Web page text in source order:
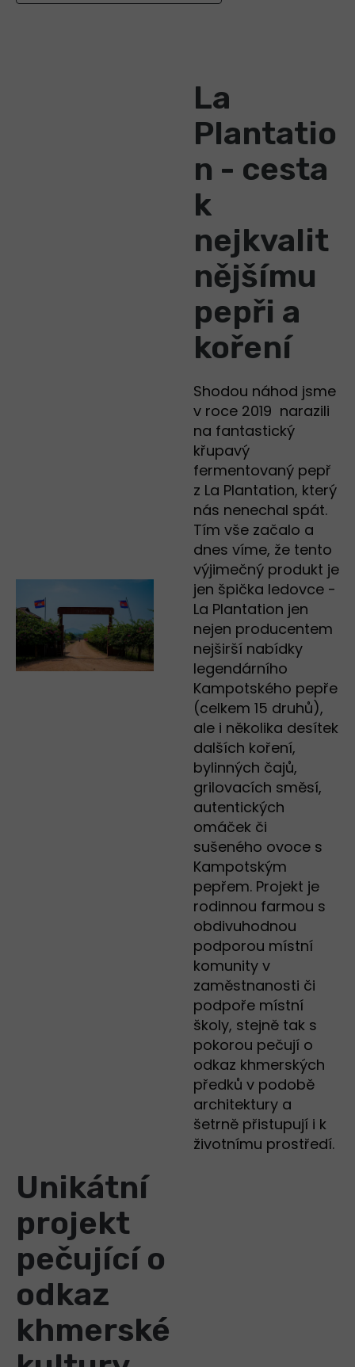
La
Plantatio
n - cesta
k
nejkvalit
nějšímu
pepři a
koření
Shodou náhod jsme
v roce 2019 narazili
na fantastický
křupavý
fermentovaný pepř
z La Plantation, který
nás nenechal spát.
Tím vše začalo a
dnes víme, že tento
výjimečný produkt je
jen špička ledovce -
La Plantation jen
nejen producentem
nejširší nabídky
legendárního
Kampotského pepře
(celkem 15 druhů),
ale i několika desítek
dalších koření,
bylinných čajů,
grilovacích směsí,
autentických
omáček či
sušeného ovoce s
Kampotským
pepřem. Projekt je
rodinnou farmou s
obdivuhodnou
podporou místní
komunity v
zaměstnanosti či
podpoře místní
školy, stejně tak s
pokorou pečují o
odkaz khmerských
předků v podobě
architektury a
šetrně přistupují i k
životnímu prostředí.
Unikátní
projekt
pečující o
odkaz
khmerské